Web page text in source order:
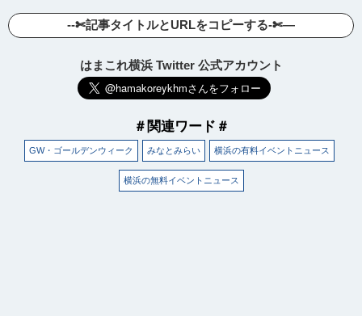
--✄記事タイトルとURLをコピーする-✄—
はまこれ横浜 Twitter 公式アカウント
＃関連ワード＃
GW・ゴールデンウィーク みなとみらい 横浜の有料イベントニュース
横浜の無料イベントニュース